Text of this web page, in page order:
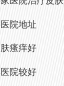
案。以
院汇聚
院地址
瘙痒好
院较好